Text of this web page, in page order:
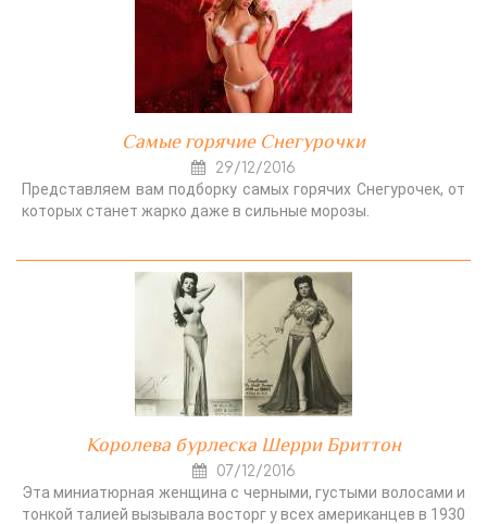
Самые горячие Снегурочки
29/12/2016
Представляем вам подборку самых горячих Снегурочек, от
которых станет жарко даже в сильные морозы.
Королева бурлеска Шерри Бриттон
07/12/2016
Эта миниатюрная женщина с черными, густыми волосами и
тонкой талией вызывала восторг у всех американцев в 1930